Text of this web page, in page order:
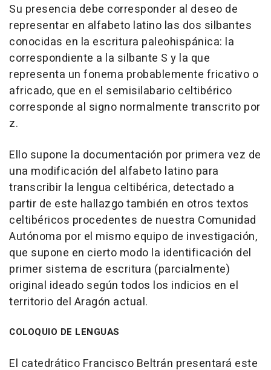
Su presencia debe corresponder al deseo de
representar en alfabeto latino las dos silbantes
conocidas en la escritura paleohispánica: la
correspondiente a la silbante S y la que
representa un fonema probablemente fricativo o
africado, que en el semisilabario celtibérico
corresponde al signo normalmente transcrito por
z.
Ello supone la documentación por primera vez de
una modificación del alfabeto latino para
transcribir la lengua celtibérica, detectado a
partir de este hallazgo también en otros textos
celtibéricos procedentes de nuestra Comunidad
Autónoma por el mismo equipo de investigación,
que supone en cierto modo la identificación del
primer sistema de escritura (parcialmente)
original ideado según todos los indicios en el
territorio del Aragón actual.
COLOQUIO DE LENGUAS
El catedrático Francisco Beltrán presentará este